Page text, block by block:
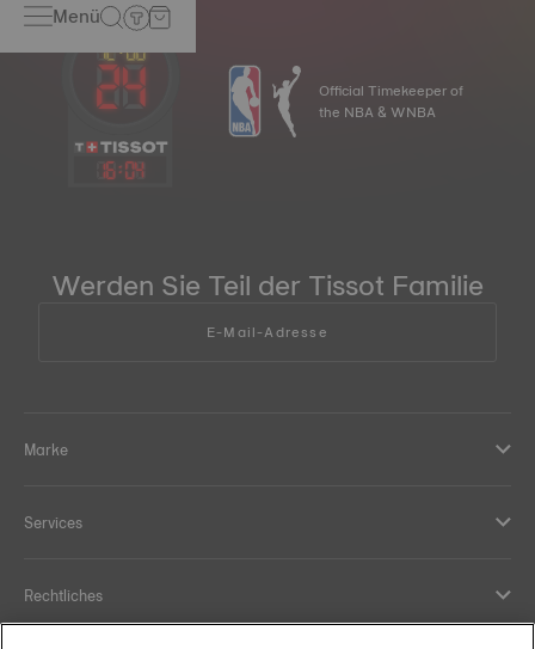
Menü
16:04
Official Timekeeper of
the NBA & WNBA
Werden Sie Teil der Tissot Familie
E-Mail-Adresse
Marke
Services
Rechtliches